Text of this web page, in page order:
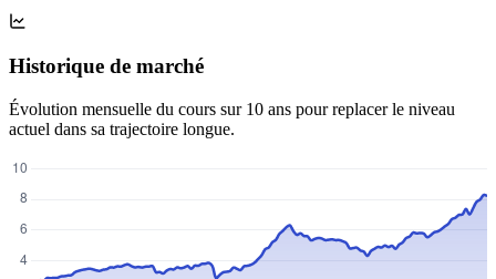
Historique de marché
Évolution mensuelle du cours sur 10 ans pour replacer le niveau
actuel dans sa trajectoire longue.